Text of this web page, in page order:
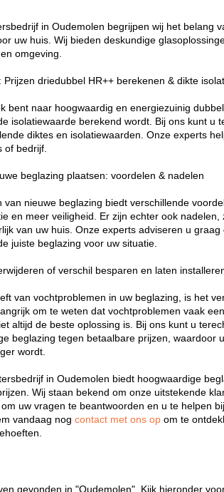
in Oudemolen begrijpen wij het belang
uw huis. Wij bieden deskundige
omgeving.
Prijzen driedubbel HR++ berekenen & dikte
bent naar hoogwaardig en energiezuinig
isolatiewaarde berekend wordt. Bij ons kunt u
diktes en isolatiewaarden. Onze experts
of bedrijf.
beglazing plaatsen: voordelen & nadelen
van nieuwe beglazing biedt verschillende
en meer veiligheid. Er zijn echter ook
van uw huis. Onze experts adviseren u
juiste beglazing voor uw situatie.
of verschil besparen en laten
van vochtproblemen in uw beglazing, is het
om te weten dat vochtproblemen vaak
altijd de beste oplossing is. Bij ons kunt u
beglazing tegen betaalbare prijzen, waardoor
wordt.
in Oudemolen biedt hoogwaardige
Wij staan bekend om onze uitstekende
uw vragen te beantwoorden en u te helpen
vandaag nogcontact met ons opom te
gevonden in "Oudemolen". Kijk hieronder